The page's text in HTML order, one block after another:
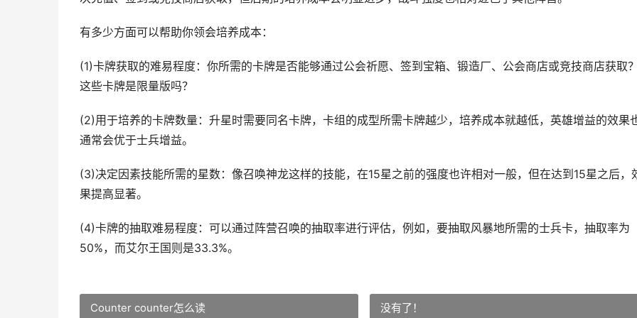
有多少方面可以帮助你领会培养成本：
(1)卡牌获取的难易程度：你所需的卡牌是否能够通过公会祈愿、签到宝箱、锻造厂、公会商店或竞技商店获取？
这些卡牌是限量版吗？
(2)用于培养的卡牌数量：升星时需要同名卡牌，卡组的成型所需卡牌越少，培养成本就越低，英雄增益的效果
通常会优于士兵增益。
(3)决定因素技能所需的星数：像召唤神龙这样的技能，在15星之前的强度也许相对一般，但在达到15星之后，
果提高显著。
(4)卡牌的抽取难易程度：可以通过阵营召唤的抽取率进行评估，例如，要抽取风暴地所需的士兵卡，抽取率为
50%，而艾尔王国则是33.3%。
Counter counter怎么读 没有了！